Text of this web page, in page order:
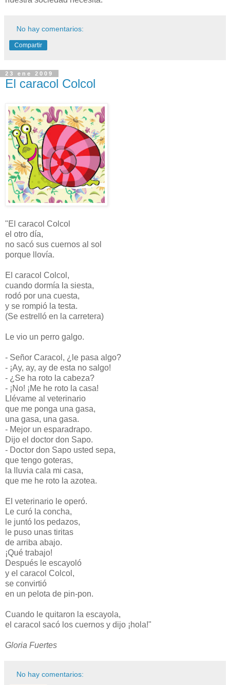
No hay comentarios:
Compartir
23 ene 2009
El caracol Colcol
"El caracol Colcol
el otro día,
no sacó sus cuernos al sol
porque llovía.
El caracol Colcol,
cuando dormía la siesta,
rodó por una cuesta,
y se rompió la testa.
(Se estrelló en la carretera)
Le vio un perro galgo.
- Señor Caracol, ¿le pasa algo?
- ¡Ay, ay, ay de esta no salgo!
- ¿Se ha roto la cabeza?
- ¡No! ¡Me he roto la casa!
Llévame al veterinario
que me ponga una gasa,
una gasa, una gasa.
- Mejor un esparadrapo.
Dijo el doctor don Sapo.
- Doctor don Sapo usted sepa,
que tengo goteras,
la lluvia cala mi casa,
que me he roto la azotea.
El veterinario le operó.
Le curó la concha,
le juntó los pedazos,
le puso unas tiritas
de arriba abajo.
¡Qué trabajo!
Después le escayoló
y el caracol Colcol,
se convirtió
en un pelota de pin-pon.
Cuando le quitaron la escayola,
el caracol sacó los cuernos y dijo ¡hola!"
Gloria Fuertes
No hay comentarios: